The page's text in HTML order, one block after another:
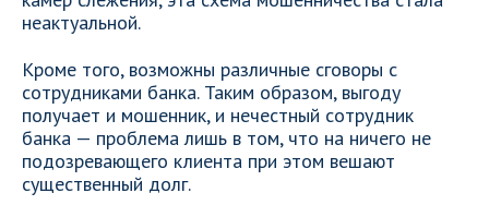
неактуальной.
Кроме того, возможны различные сговоры с
сотрудниками банка. Таким образом, выгоду
получает и мошенник, и нечестный сотрудник
банка — проблема лишь в том, что на ничего не
подозревающего клиента при этом вешают
существенный долг.